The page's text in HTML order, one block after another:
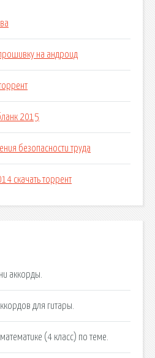
на андроид
2015
безопасности труда
скачать торрент
аккорды.
для гитары.
(4 класс) по теме.